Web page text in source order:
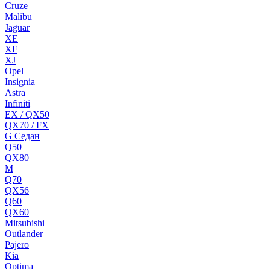
Cruze
Malibu
Jaguar
XE
XF
XJ
Opel
Insignia
Astra
Infiniti
EX / QX50
QX70 / FX
G Cедан
Q50
QX80
M
Q70
QX56
Q60
QX60
Mitsubishi
Outlander
Pajero
Kia
Optima